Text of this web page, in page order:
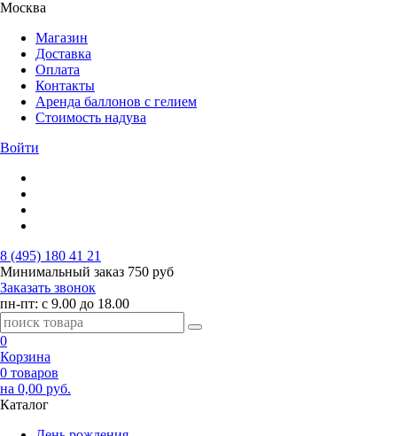
Москва
Магазин
Доставка
Оплата
Контакты
Аренда баллонов с гелием
Стоимость надува
Войти
8 (495) 180 41 21
Минимальный заказ 750 руб
Заказать звонок
пн-пт: с 9.00 до 18.00
0
Корзина
0 товаров
на 0,00 руб.
Каталог